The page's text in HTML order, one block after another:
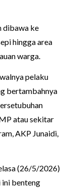
dibawa ke
hingga area
warga.
pelaku
bertambahnya
atau sekitar
AKP Junaidi,
(26/5/2026)
ini benteng